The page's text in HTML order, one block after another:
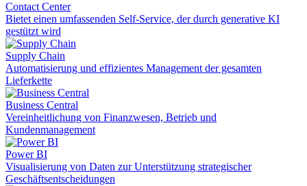
Contact Center
Bietet einen umfassenden Self-Service, der durch generative KI
gestützt wird
Supply Chain
Automatisierung und effizientes Management der gesamten
Lieferkette
Business Central
Vereinheitlichung von Finanzwesen, Betrieb und
Kundenmanagement
Power BI
Visualisierung von Daten zur Unterstützung strategischer
Geschäftsentscheidungen